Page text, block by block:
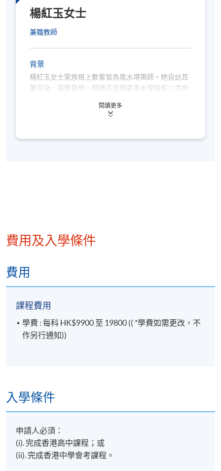
楊紅玉女士
兼職教師
背景
楊紅玉女士家族祖上數輩皆為風水堪輿師。她自幼耳
薰目染，喜愛易學，精通玄空飛星風水理論和八字命
閱讀更多
費用及入學條件
費用
課程費用
學費 : 每科 HK$9900 至 19800 (( *學費如需更改，不
作另行通知))
入學條件
申請人必須：
(i). 完成香港高中課程；或
(ii). 完成香港中學會考課程。